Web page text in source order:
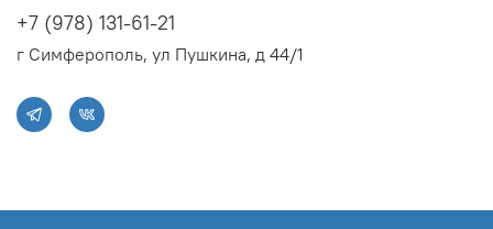
+7 (978) 131-61-21
г Симферополь, ул Пушкина, д 44/1